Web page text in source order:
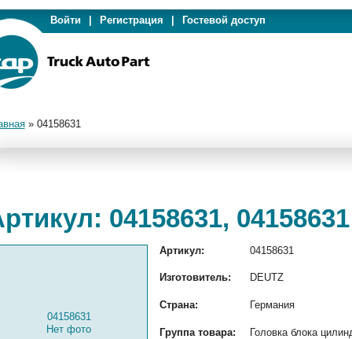
Войти Регистрация Гостевой доступ
» 04158631
04158631, 04158631
04158631
Нет фото
Артикул: 04158631
Изготовитель: DEUTZ
Страна: Германия
Группа товара: Головка блока